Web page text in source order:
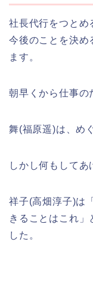
社長代行をつとめ
今後のことを決め
ます。
朝早くから仕事の
舞(福原遥)は、め
しかし何もしてあ
祥子(高畑淳子)は
きることはこれ」
した。